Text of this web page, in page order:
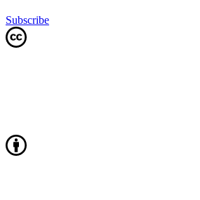
Subscribe